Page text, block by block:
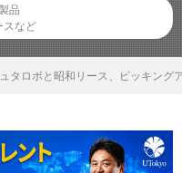
品
スなど
タロボと昭和リース、ピッキング